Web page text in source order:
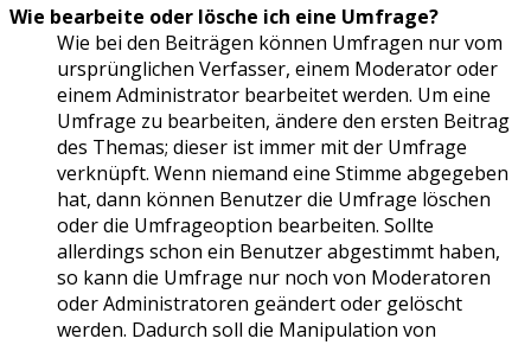
Wie bearbeite oder lösche ich eine Umfrage?
Wie bei den Beiträgen können Umfragen nur vom
ursprünglichen Verfasser, einem Moderator oder
einem Administrator bearbeitet werden. Um eine
Umfrage zu bearbeiten, ändere den ersten Beitrag
des Themas; dieser ist immer mit der Umfrage
verknüpft. Wenn niemand eine Stimme abgegeben
hat, dann können Benutzer die Umfrage löschen
oder die Umfrageoption bearbeiten. Sollte
allerdings schon ein Benutzer abgestimmt haben,
so kann die Umfrage nur noch von Moderatoren
oder Administratoren geändert oder gelöscht
werden. Dadurch soll die Manipulation von